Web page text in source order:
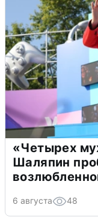
«Четырех
Шаляпин
6 августа 48